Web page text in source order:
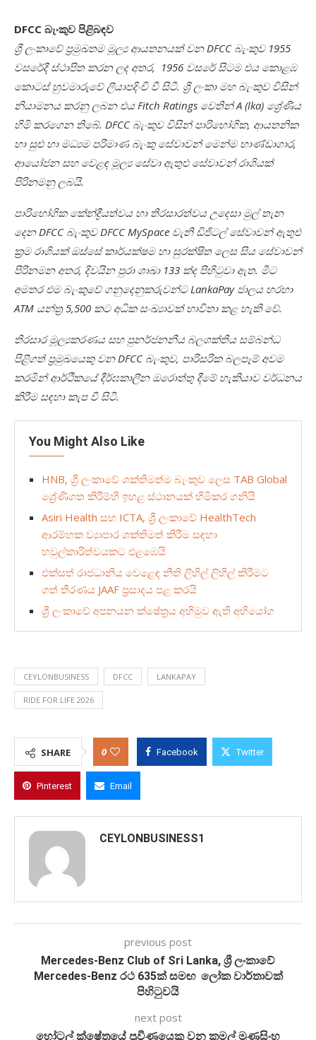
DFCC බැංකුව පිළිබඳව
ශ්‍රී ලංකාවේ ප්‍රමුඛතම මූල්‍ය ආයතනයක් වන DFCC බැංකුව 1955
වසරේදී ස්ථාපිත කරන ලද අතර, 1956 වසරේ සිටම එය කොළඹ
කොටස් හුවමාරුවේ ලියාපදිංචි වී සිටී. ශ්‍රී ලංකා මහ බැංකුව විසින්
නියාමනය කරනු ලබන එය Fitch Ratings වෙතින් A (lka) ශ්‍රේණිය
හිමි කරගෙන තිබේ. DFCC බැංකුව විසින් පාරිභෝගික, ආයතනික
හා සුළු හා මධ්‍යම පරිමාණ බැංකු සේවාවන් මෙන්ම භාණ්ඩාගාර,
ආයෝජන සහ වෙළඳ මූල්‍ය සේවා ඇතුළු සේවාවන් රාශියක්
පිරිනමනු ලබයි.
පාරිභෝගික කේන්ද්‍රීයත්වය හා තිරසාරත්වය උදෙසා මුල් තැන
දෙන DFCC බැංකුව DFCC MySpace වැනි ඩිජිටල් සේවාවන් ඇතුළු
ක්‍රම රාශියක් ඔස්සේ කාර්යක්ෂම හා සුරක්ෂිත ලෙස සිය සේවාවන්
පිරිනමන අතර, දිවයින පුරා ශාඛා 133 ක්ද පිහිටුවා ඇත. මීට
අමතර එම බැංකුවේ ගනුදෙනුකරුවන්ට LankaPay ජාලය හරහා
ATM යන්ත්‍ර 5,500 කට අධික සංඛ්‍යාවක් භාවිතා කළ හැකි වේ.
තිරසාර මූල්‍යකරණය සහ පුනර්ජනනීය බලශක්තිය සම්බන්ධ
පිළිගත් ප්‍රමුඛයෙකු වන DFCC බැංකුව, පාරිසරික බලපෑම් අවම
කරමින් ආර්ථිකයේ දීර්ඝකාලීන ඔරොත්තු දීමේ හැකියාව වර්ධනය
කිරීම සඳහා කැප වී සිටී.
You Might Also Like
HNB, ශ්‍රී ලංකාවේ ශක්තිමත්ම බැංකුව ලෙස TAB Global
ශ්‍රේණිගත කිරීම්හි ඉහළ ස්ථානයක් හිමිකර ගනියි
Asiri Health සහ ICTA, ශ්‍රී ලංකාවේ HealthTech
ආරම්භක ව්‍යාපාර ශක්තිමත් කිරීම සඳහා
හවුල්කාරිත්වයකට එළඹෙයි
එක්සත් රාජධානිය වෙළෙඳ නීති ලිහිල් ලිහිල් කිරීමට
ගත් තීරණය JAAF ප්‍රසාදය පළ කරයි
ශ්‍රී ලංකාවේ අපනයන ක්ෂේත්‍රය අභිමුව ඇති අභියෝග
CEYLONBUSINESS DFCC LANKAPAY
RIDE FOR LIFE 2026
SHARE 0 Facebook Twitter
Pinterest Email
CEYLONBUSINESS1
previous post
Mercedes-Benz Club of Sri Lanka, ශ්‍රී ලංකාවේ
Mercedes-Benz රථ 635ක් සමඟ ලෝක වාර්තාවක්
පිහිටුවයි
next post
හෝටල් ක්ෂේත්‍රයේ ප්‍රවීණයෙකු වන කමල් මුණසිංහ